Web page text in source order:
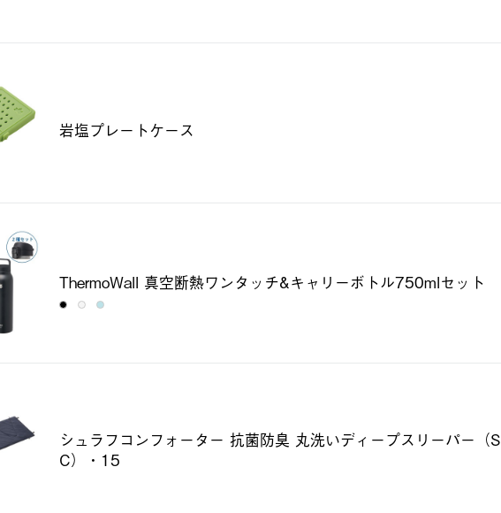
岩塩プレートケース
ThermoWall 真空断熱ワンタッチ&キャリーボトル750mlセット
シュラフコンフォーター 抗菌防臭 丸洗いディープスリーパー（S
C）・15